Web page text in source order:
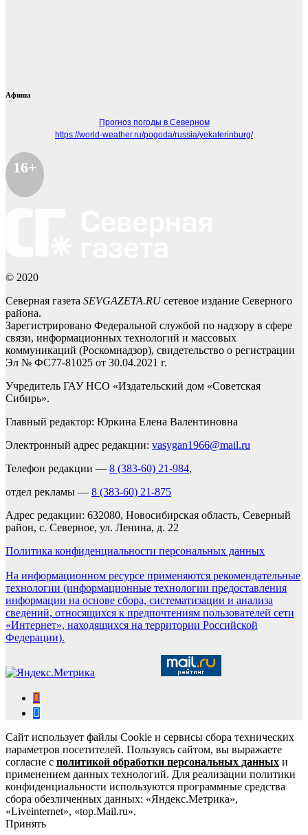
Афиша
Прогноз погоды в Северном
https://world-weather.ru/pogoda/russia/yekaterinburg/
16+
© 2020
Северная газета SEVGAZETA.RUсетевое издание Северного
района.
Зарегистрировано Федеральной службой по надзору в сфере
связи, информационных технологий и массовых
коммуникаций (Роскомнадзор), свидетельство о регистрации
Эл № ФС77-81025 от 30.04.2021 г.
Учредитель ГАУ НСО «Издательский дом «Советская
Сибирь».
Главный редактор: Юркина Елена Валентиновна
Электронный адрес редакции: vasygan1966@mail.ru
Телефон редакции — 8 (383-60) 21-984,
отдел рекламы — 8 (383-60) 21-875
Адрес редакции: 632080, Новосибирская область, Северный
район, с. Северное, ул. Ленина, д. 22
Политика конфиденциальности персональных данных
На информационном ресурсе применяются рекомендательные
технологии (информационные технологии предоставления
информации на основе сбора, систематизации и анализа
сведений, относящихся к предпочтениям пользователей сети
«Интернет», находящихся на территории Российской
Федерации).
Сайт использует файлы Cookie и сервисы сбора технических
параметров посетителей. Пользуясь сайтом, вы выражаете
согласие с политикой обработки персональных данных и
применением данных технологий. Для реализации политики
конфиденциальности используются программные средства
сбора обезличенных данных: «Яндекс.Метрика»,
«Liveinternet», «top.Mail.ru».
Принять